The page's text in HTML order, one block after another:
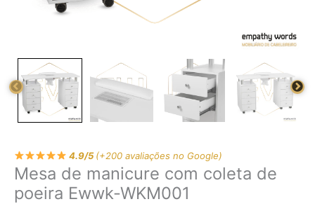
4.9/5(+200 avaliações no Google)
Mesa de manicure com coleta de
poeira Ewwk-WKM001